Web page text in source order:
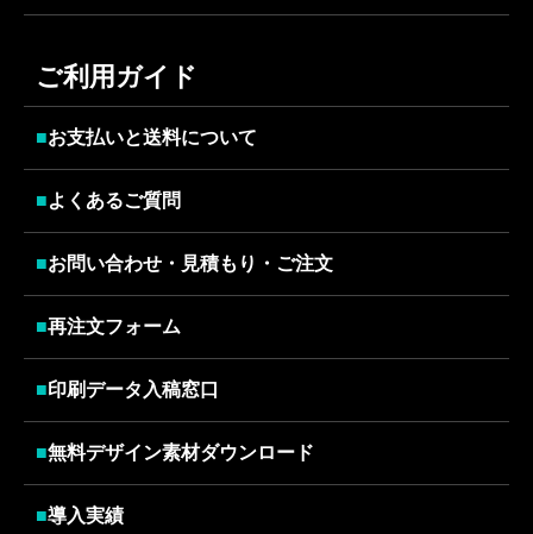
ご利用ガイド
■お支払いと送料について
■よくあるご質問
■お問い合わせ・見積もり・ご注文
■再注文フォーム
■印刷データ入稿窓口
■無料デザイン素材ダウンロード
■導入実績